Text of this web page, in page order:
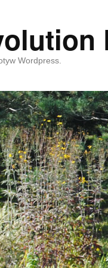
Wordpress.